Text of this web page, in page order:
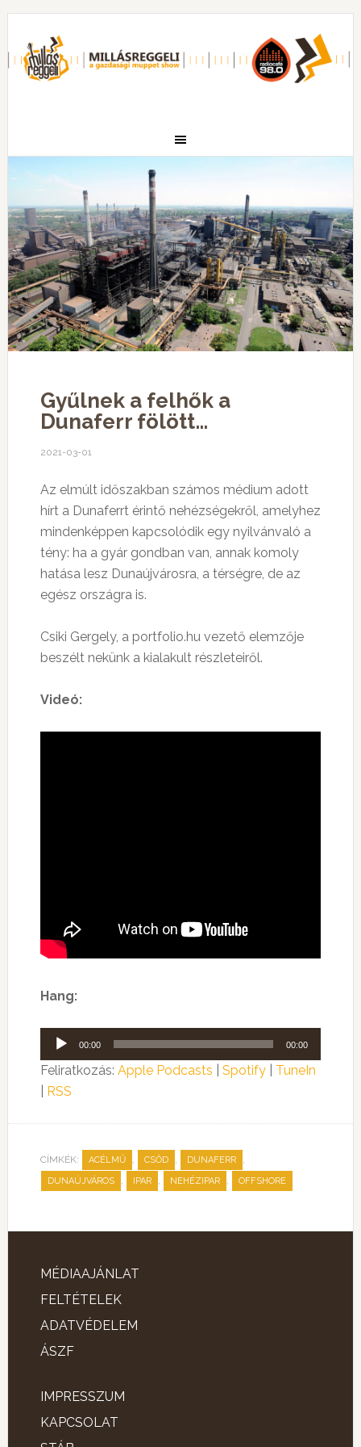
Gyűlnek a felhők a
Dunaferr fölött…
2021-03-01
Az elmúlt időszakban számos médium adott
hírt a Dunaferrt érintő nehézségekről, amelyhez
mindenképpen kapcsolódik egy nyilvánvaló a
tény: ha a gyár gondban van, annak komoly
hatása lesz Dunaújvárosra, a térségre, de az
egész országra is.
Csiki Gergely, a portfolio.hu vezető elemzője
beszélt nekünk a kialakult részleteiről.
Videó:
Hang:
Audió
lejátszó
00:00 00:00
Feliratkozás: Apple Podcasts Spotify| TuneIn
RSS
CÍMKÉK: ACÉLMŰ CSŐD DUNAFERR
DUNAÚJVÁROS IPAR NEHÉZIPAR OFFSHORE
MÉDIAAJÁNLAT
FELTÉTELEK
ADATVÉDELEM
ÁSZF
IMPRESSZUM
KAPCSOLAT